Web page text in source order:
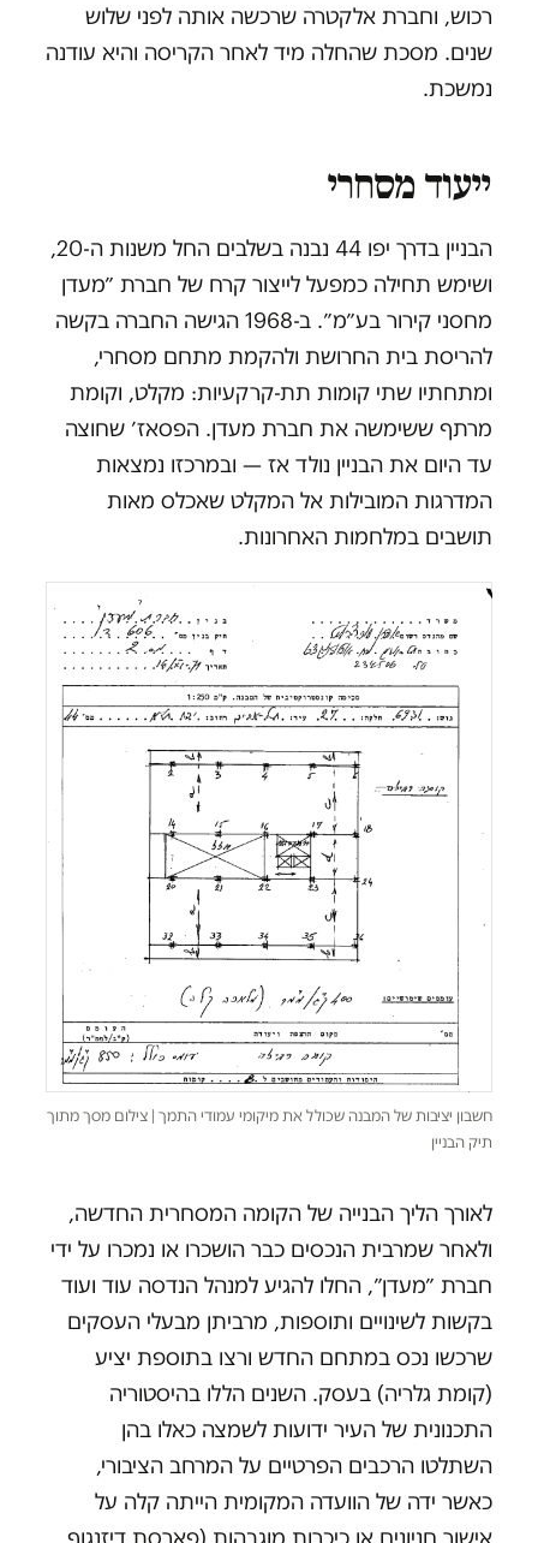
רכוש, וחברת אלקטרה שרכשה אותה לפני שלוש
שנים. מסכת שהחלה מיד לאחר הקריסה והיא עודנה
נמשכת.
ייעוד מסחרי
הבניין בדרך יפו 44 נבנה בשלבים החל משנות ה-20,
ושימש תחילה כמפעל לייצור קרח של חברת ״מעדן
מחסני קירור בע״מ״. ב-1968 הגישה החברה בקשה
להריסת בית החרושת ולהקמת מתחם מסחרי,
ומתחתיו שתי קומות תת-קרקעיות: מקלט, וקומת
מרתף ששימשה את חברת מעדן. הפסאז׳ שחוצה
עד היום את הבניין נולד אז — ובמרכזו נמצאות
המדרגות המובילות אל המקלט שאכלס מאות
תושבים במלחמות האחרונות.
חשבון יציבות של המבנה שכולל את מיקומי עמודי התמך | צילום מסך מתוך
תיק הבניין
לאורך הליך הבנייה של הקומה המסחרית החדשה,
ולאחר שמרבית הנכסים כבר הושכרו או נמכרו על ידי
חברת ״מעדן״, החלו להגיע למנהל הנדסה עוד ועוד
בקשות לשינויים ותוספות, מרביתן מבעלי העסקים
שרכשו נכס במתחם החדש ורצו בתוספת יציע
(קומת גלריה) בעסק. השנים הללו בהיסטוריה
התכנונית של העיר ידועות לשמצה כאלו בהן
השתלטו הרכבים הפרטיים על המרחב הציבורי,
כאשר ידה של הוועדה המקומית הייתה קלה על
אישור חניונים או כיכרות מוגבהות (פארסת דיזנגוף